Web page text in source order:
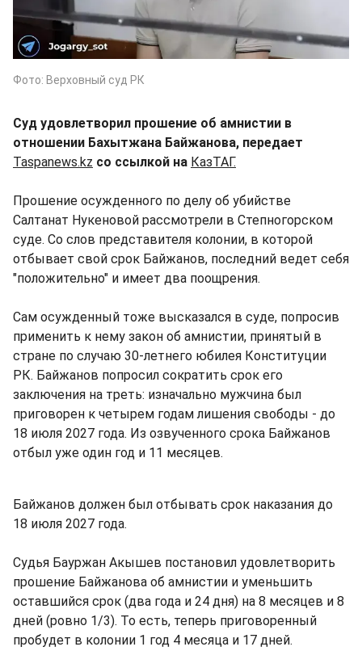
Фото: Верховный суд РК
Суд удовлетворил прошение об амнистии в
отношении Бахытжана Байжанова, передает
Taspanews.kz со ссылкой на КазТАГ.
Прошение осужденного по делу об убийстве
Салтанат Нукеновой рассмотрели в Степногорском
суде. Со слов представителя колонии, в которой
отбывает свой срок Байжанов, последний ведет себя
"положительно" и имеет два поощрения.
Сам осужденный тоже высказался в суде, попросив
применить к нему закон об амнистии, принятый в
стране по случаю 30-летнего юбилея Конституции
РК. Байжанов попросил сократить срок его
заключения на треть: изначально мужчина был
приговорен к четырем годам лишения свободы - до
18 июля 2027 года. Из озвученного срока Байжанов
отбыл уже один год и 11 месяцев.
Байжанов должен был отбывать срок наказания до
18 июля 2027 года.
Судья Бауржан Акышев постановил удовлетворить
прошение Байжанова об амнистии и уменьшить
оставшийся срок (два года и 24 дня) на 8 месяцев и 8
дней (ровно 1/3). То есть, теперь приговоренный
пробудет в колонии 1 год 4 месяца и 17 дней.